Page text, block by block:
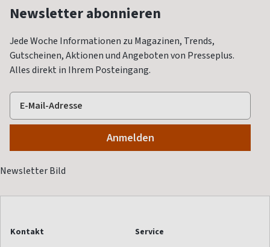
Newsletter abonnieren
Jede Woche Informationen zu Magazinen, Trends,
Gutscheinen, Aktionen und Angeboten von Presseplus.
Alles direkt in Ihrem Posteingang.
Kontakt
Service